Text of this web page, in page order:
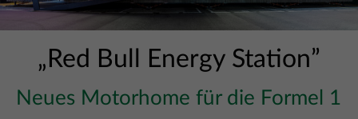
„Red Bull Energy Station”
Neues Motorhome für die Formel 1